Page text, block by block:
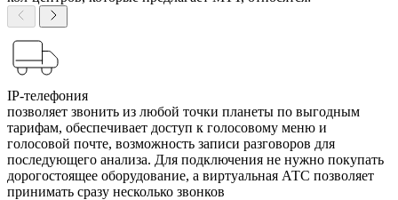
IP-телефония
позволяет звонить из любой точки планеты по выгодным
тарифам, обеспечивает доступ к голосовому меню и
голосовой почте, возможность записи разговоров для
последующего анализа. Для подключения не нужно покупать
дорогостоящее оборудование, а виртуальная АТС позволяет
принимать сразу несколько звонков